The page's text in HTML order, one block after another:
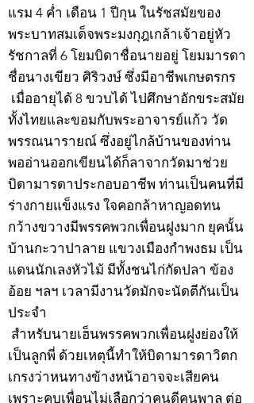
แรม 4 ค่ำ เดือน 1 ปีกุน ในรัชสมัยของ
พระบาทสมเด็จพระมงกุฎเกล้าเจ้าอยู่หัว
รัชกาลที่ 6 โยมบิดาชื่อนายอยู่ โยมมารดา
ชื่อนางเขียว ศิริวงษ์ ซึ่งมีอาชีพเกษตรกร
เมื่ออายุได้ 8 ขวบได้ ไปศึกษาอักขระสมัย
ทั้งไทยและขอมกับพระอาจารย์แก้ว วัด
พรรณนารายณ์ ซึ่งอยู่ไกล้บ้านของท่าน
พออ่านออกเขียนได้ก็ลาจากวัดมาช่วย
บิดามารดาประกอบอาชีพ ท่านเป็นคนที่มี
ร่างกายแข็งแรง ใจคอกล้าหาญอดทน
กว้างขวางมีพรรคพวกเพื่อนฝูงมาก ยุคนั้น
บ้านกะวาปาลาย แขวงเมืองกำพงธม เป็น
แดนนักเลงหัวไม้ มีทั้งชนไก่กัดปลา ข้อง
อ้อย ฯลฯ เวลามีงานวัดมักจะนัดตีกันเป็น
ประจำ
สำหรับนายเฮ็นพรรคพวกเพื่อนฝูงย่องให้
เป็นลูกพี่ ด้วยเหตุนี้ทำให้บิดามารดาวิตก
เกรงว่าหนทางข้างหน้าอาจจะเสียคน
เพราะคบเพื่อนไม่เลือกว่าคนดีคนพาล ต่อ